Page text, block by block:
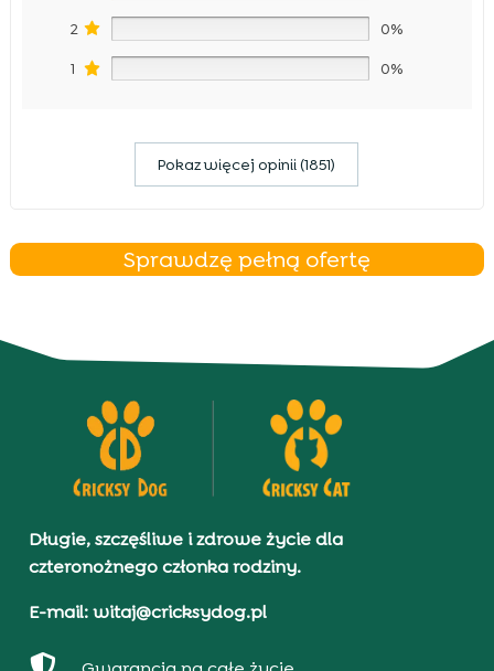
2 0%
1 0%
Pokaz więcej opinii (1851)
Sprawdzę pełną ofertę
Długie, szczęśliwe i zdrowe życie dla
czteronożnego członka rodziny.
E-mail: witaj@cricksydog.pl
